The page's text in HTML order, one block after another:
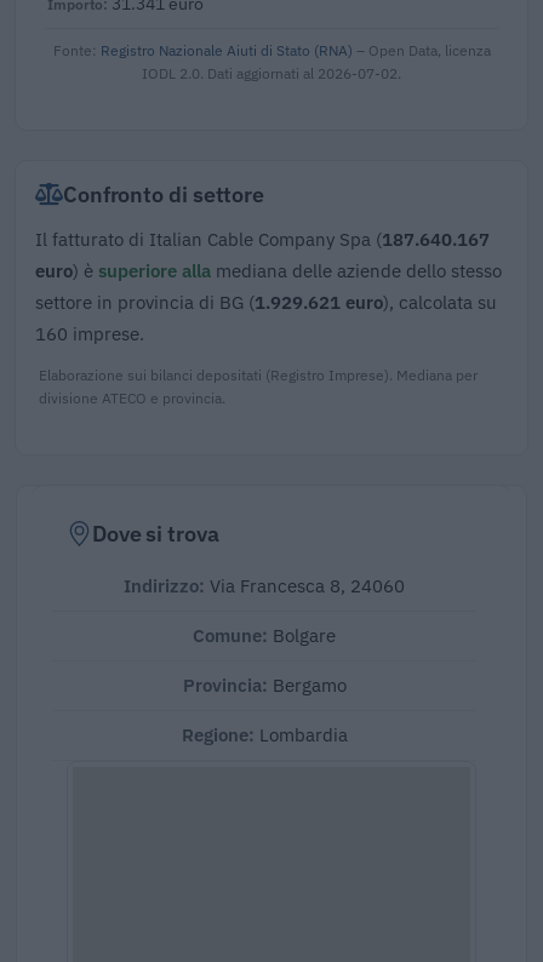
Fonte: Registro Nazionale Aiuti di Stato (RNA) – Open Data, licenza
IODL 2.0. Dati aggiornati al 2026-07-02.
Confronto di settore
Il fatturato di Italian Cable Company Spa (187.640.167
euro) è superiore alla mediana delle aziende dello stesso
settore in provincia di BG (1.929.621 euro), calcolata su
160 imprese.
Elaborazione sui bilanci depositati (Registro Imprese). Mediana per
divisione ATECO e provincia.
Dove si trova
Indirizzo: Via Francesca 8, 24060
Comune: Bolgare
Provincia: Bergamo
Regione: Lombardia